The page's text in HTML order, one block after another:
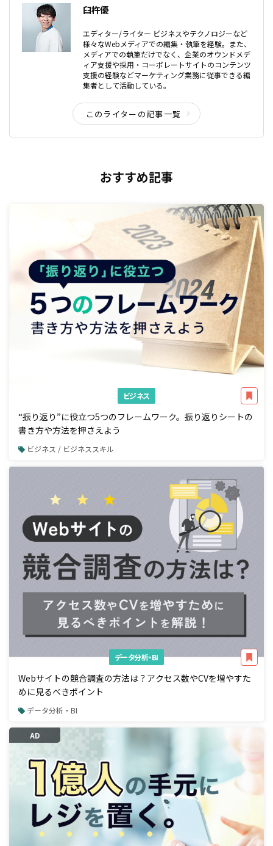
臼杵優
エディター/ライター ビジネスやテクノロジーなど
様々なWebメディアでの編集・執筆を経験。また、
メディアでの執筆だけでなく、企業のオウンドメデ
ィア支援や採用・コーポレートサイトのコンテンツ
支援の経験などマーケティング業務に従事できる編
集者として活動している。
このライターの記事一覧
おすすめ記事
ビジネス
“振り返り”に役立つ5つのフレームワーク。振り返りシートの
書き方や方法を押さえよう
ビジネス / ビジネススキル
データ分析・BI
Webサイトの競合調査の方法は？アクセス数やCVを増やすた
めに見るべきポイント
データ分析・BI
AD